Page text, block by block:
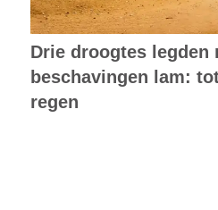
Drie droogtes legden
beschavingen lam:
regen